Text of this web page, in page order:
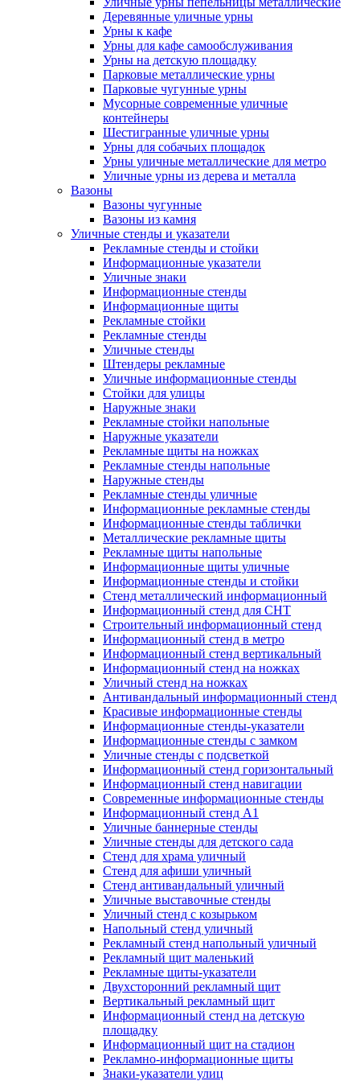
Деревянные уличные урны
Урны к кафе
Урны для кафе самообслуживания
Урны на детскую площадку
Парковые металлические урны
Парковые чугунные урны
Мусорные современные уличные
контейнеры
Шестигранные уличные урны
Урны для собачьих площадок
Урны уличные металлические для метро
Уличные урны из дерева и металла
Вазоны
Вазоны чугунные
Вазоны из камня
Уличные стенды и указатели
Рекламные стенды и стойки
Информационные указатели
Уличные знаки
Информационные стенды
Информационные щиты
Рекламные стойки
Рекламные стенды
Уличные стенды
Штендеры рекламные
Уличные информационные стенды
Стойки для улицы
Наружные знаки
Рекламные стойки напольные
Наружные указатели
Рекламные щиты на ножках
Рекламные стенды напольные
Наружные стенды
Рекламные стенды уличные
Информационные рекламные стенды
Информационные стенды таблички
Металлические рекламные щиты
Рекламные щиты напольные
Информационные щиты уличные
Информационные стенды и стойки
Стенд металлический информационный
Информационный стенд для СНТ
Строительный информационный стенд
Информационный стенд в метро
Информационный стенд вертикальный
Информационный стенд на ножках
Уличный стенд на ножках
Антивандальный информационный стенд
Красивые информационные стенды
Информационные стенды-указатели
Информационные стенды с замком
Уличные стенды с подсветкой
Информационный стенд горизонтальный
Информационный стенд навигации
Современные информационные стенды
Информационный стенд А1
Уличные баннерные стенды
Уличные стенды для детского сада
Стенд для храма уличный
Стенд для афиши уличный
Стенд антивандальный уличный
Уличные выставочные стенды
Уличный стенд с козырьком
Напольный стенд уличный
Рекламный стенд напольный уличный
Рекламный щит маленький
Рекламные щиты-указатели
Двухсторонний рекламный щит
Вертикальный рекламный щит
Информационный стенд на детскую
площадку
Информационный щит на стадион
Рекламно-информационные щиты
Знаки-указатели улиц